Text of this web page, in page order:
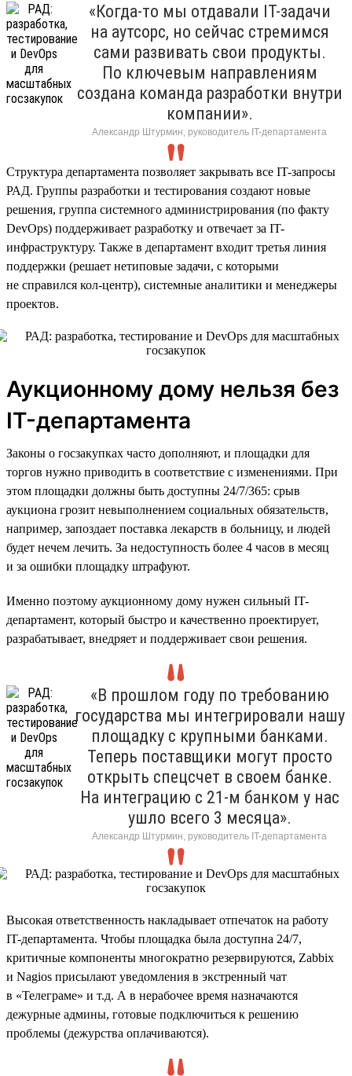
«Когда-то мы отдавали IT-задачи
на аутсорс, но сейчас стремимся
сами развивать свои продукты.
По ключевым направлениям
создана команда разработки внутри
компании».
Александр Штурмин, руководитель IT-департамента
Структура департамента позволяет закрывать все IT-запросы
РАД. Группы разработки и тестирования создают новые
решения, группа системного администрирования (по факту
DevOps) поддерживает разработку и отвечает за IT-
инфраструктуру. Также в департамент входит третья линия
поддержки (решает нетиповые задачи, с которыми
не справился кол-центр), системные аналитики и менеджеры
проектов.
Аукционному дому нельзя без
IT-департамента
Законы о госзакупках часто дополняют, и площадки для
торгов нужно приводить в соответствие с изменениями. При
этом площадки должны быть доступны 24/7/365: срыв
аукциона грозит невыполнением социальных обязательств,
например, запоздает поставка лекарств в больницу, и людей
будет нечем лечить. За недоступность более 4 часов в месяц
и за ошибки площадку штрафуют.
Именно поэтому аукционному дому нужен сильный IT-
департамент, который быстро и качественно проектирует,
разрабатывает, внедряет и поддерживает свои решения.
«В прошлом году по требованию
государства мы интегрировали нашу
площадку с крупными банками.
Теперь поставщики могут просто
открыть спецсчет в своем банке.
На интеграцию с 21-м банком у нас
ушло всего 3 месяца».
Александр Штурмин, руководитель IT-департамента
Высокая ответственность накладывает отпечаток на работу
IT-департамента. Чтобы площадка была доступна 24/7,
критичные компоненты многократно резервируются, Zabbix
и Nagios присылают уведомления в экстренный чат
в «Телеграме» и т.д. А в нерабочее время назначаются
дежурные админы, готовые подключиться к решению
проблемы (дежурства оплачиваются).